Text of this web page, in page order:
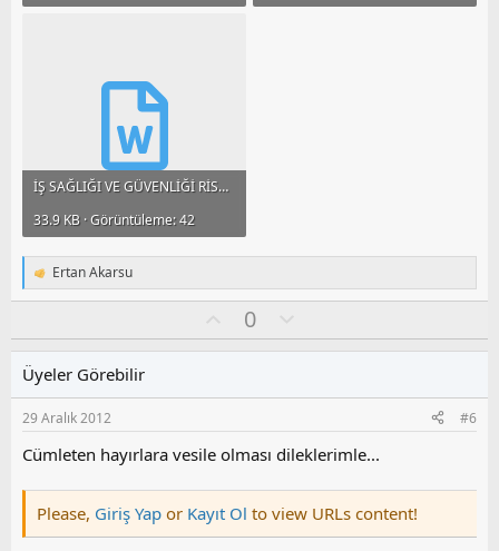
İŞ SAĞLIĞI VE GÜVENLİĞİ RİSK DEĞERLENDİRMESİ YÖNETMELİĞİ.docx
33.9 KB · Görüntüleme: 42
T
e
i
l
e
r
:
Ertan Akarsu
y
0
l
s
u
z
y
l
a
Üyeler Görebilir
29 Aralık 2012 #6
Cümleten hayırlara vesile olması dileklerimle...
Please, Giriş Yap or Kayıt Ol to view URLs content!